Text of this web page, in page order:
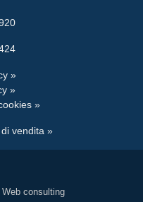
»
»
»
vendita »
consulting